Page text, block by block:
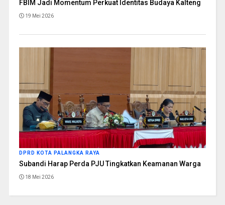
FBIM Jadi Momentum Perkuat Identitas Budaya Kalteng
19 Mei 2026
DPRD KOTA PALANGKA RAYA
Subandi Harap Perda PJU Tingkatkan Keamanan Warga
18 Mei 2026